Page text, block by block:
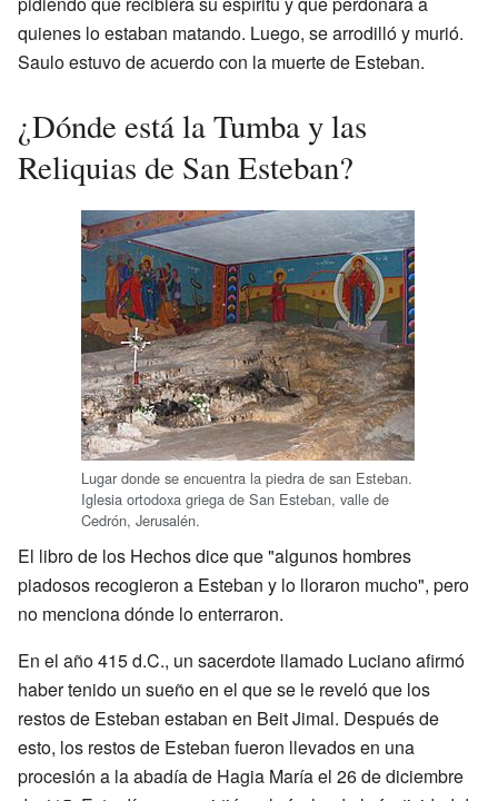
quienes lo estaban matando. Luego, se arrodilló y murió.
Saulo estuvo de acuerdo con la muerte de Esteban.
¿Dónde está la Tumba y las
Reliquias de San Esteban?
Lugar donde se encuentra la piedra de san Esteban.
Iglesia ortodoxa griega de San Esteban, valle de
Cedrón, Jerusalén.
El libro de los Hechos dice que "algunos hombres
piadosos recogieron a Esteban y lo lloraron mucho", pero
no menciona dónde lo enterraron.
En el año 415 d.C., un sacerdote llamado Luciano afirmó
haber tenido un sueño en el que se le reveló que los
restos de Esteban estaban en Beit Jimal. Después de
esto, los restos de Esteban fueron llevados en una
procesión a la abadía de Hagia María el 26 de diciembre